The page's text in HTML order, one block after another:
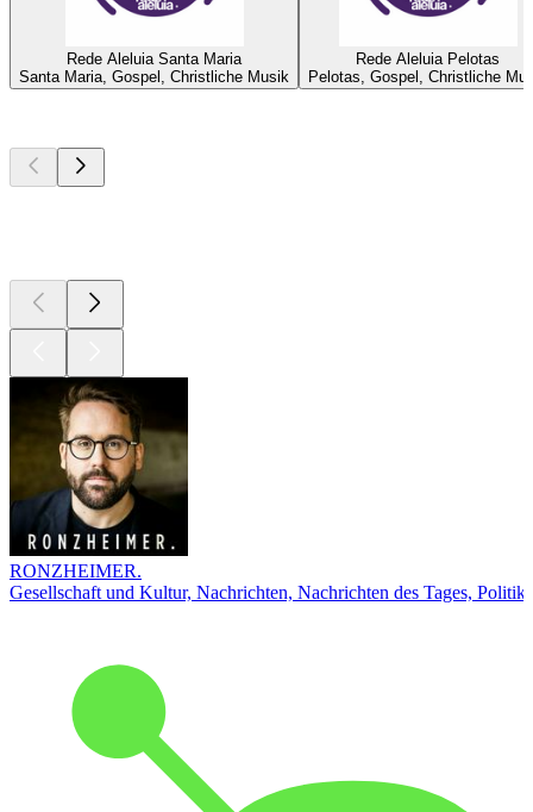
Rede Aleluia Santa Maria
Santa Maria, Gospel, Christliche Musik
Rede Aleluia Pelotas
Pelotas, Gospel, Christliche
RONZHEIMER.
Gesellschaft und Kultur, Nachrichten, Nachrichten des Tages, Politik